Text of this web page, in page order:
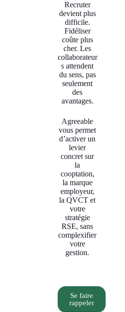
Recruter
devient plus
difficile.
Fidéliser
coûte plus
cher. Les
collaborateur
s attendent
du sens, pas
seulement
des
avantages.
Agreeable
vous permet
d’activer un
levier
concret sur
la
cooptation,
la marque
employeur,
la QVCT et
votre
stratégie
RSE, sans
complexifier
votre
gestion.
Se faire
rappeler